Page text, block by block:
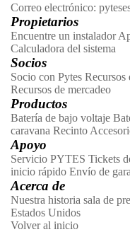
Correo electrónico:
Propietarios
Encuentre un instalador
Calculadora del sistema
Socios
Socio con Pytes
Recursos de mercadeo
Productos
Batería de bajo voltaje
caravana Recinto
Apoyo
Servicio PYTES Tickets
inicio rápido Envío de
Acerca de
Nuestra historia sala de
Estados Unidos
Volver al inicio